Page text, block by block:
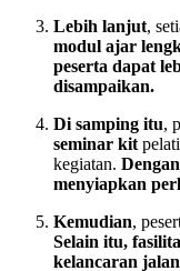
Lebih lanjut,
modul ajar
peserta dapat
disampaikan.
Di samping itu,
seminar kit
kegiatan.
menyiapkan
Kemudian,
Selain itu,
kelancaran